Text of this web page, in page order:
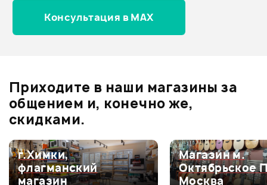
Оценка5
Оценка4
Оценка1
Мой отзыв о товаре
Консультация в MAX
Приходите в наши магазины за
общением и, конечно же,
скидками.
г.Химки,
флагманский
магазин
Магазин м.
Октябрьское
Москва